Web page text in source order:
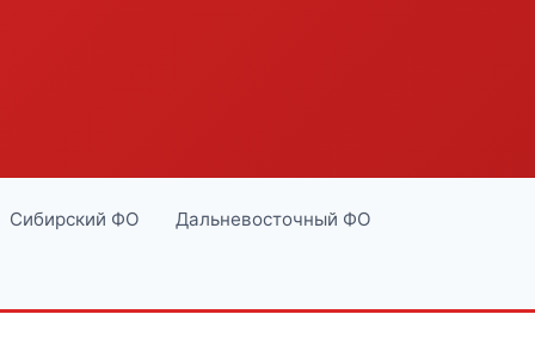
Сибирский ФО Дальневосточный ФО